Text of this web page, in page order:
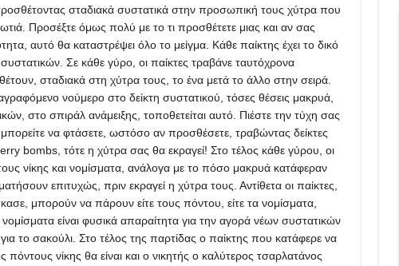
σταδιακά συστατικά στην προσωπική τους χύτρα που
Προσέξτε όμως πολύ με το τι προσθέτετε μιας και αν σας
αυτό θα καταστρέψει όλο το μείγμα. Κάθε παίκτης έχει το δικό
συστατικών. Σε κάθε γύρο, οι παίκτες τραβάνε ταυτόχρονα
σταδιακά στη χύτρα τους, το ένα μετά το άλλο στην σειρά.
νούμερο στο δείκτη συστατικού, τόσες θέσεις μακρυά,
στο σπιράλ ανάμειξης, τοποθετείται αυτό. Πιέστε την τύχη σας
να φτάσετε, ωστόσο αν προσθέσετε, τραβώντας δείκτες
bombs, τότε η χύτρα σας θα εκραγεί! Στο τέλος κάθε γύρου, οι
νίκης και νομίσματα, ανάλογα με το πόσο μακρυά κατάφεραν
επιτυχώς, πριν εκραγεί η χύτρα τους. Αντίθετα οι παίκτες,
μπορούν να πάρουν είτε τους πόντου, είτε τα νομίσματα,
είναι φυσικά απαραίτητα για την αγορά νέων συστατικών
το σακούλι. Στο τέλος της παρτίδας ο παίκτης που κατάφερε να
πόντους νίκης θα είναι και ο νικητής ο καλύτερος τσαρλατάνος